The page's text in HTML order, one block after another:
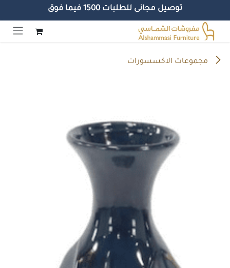
توصيل مجانى للطلبات 1500 فيما فوق
تخطي للذهاب إلى المحتوى
مجموعات الاكسسورات